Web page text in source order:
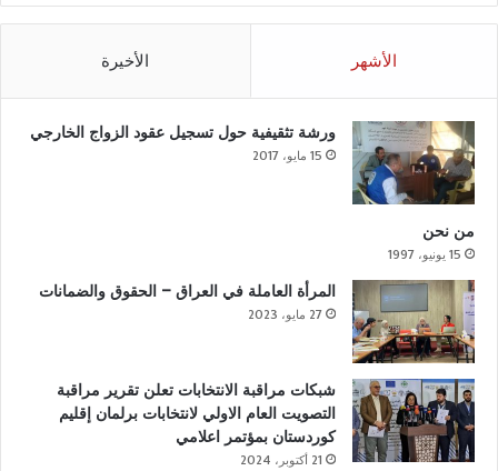
الأشهر الأخيرة
ورشة تثقيفية حول تسجيل عقود الزواج الخارجي
15 مايو، 2017
من نحن
15 يونيو، 1997
المرأة العاملة في العراق – الحقوق والضمانات
27 مايو، 2023
شبكات مراقبة الانتخابات تعلن تقرير مراقبة
التصويت العام الاولي لانتخابات برلمان إقليم
كوردستان بمؤتمر اعلامي
21 أكتوبر، 2024